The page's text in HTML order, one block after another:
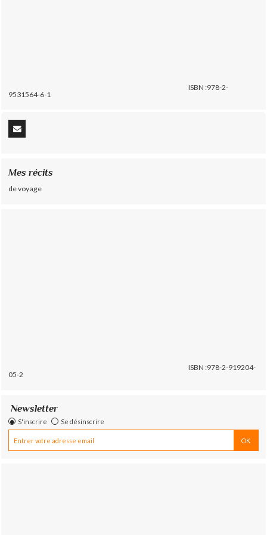
ISBN :978-2-
9531564-6-1
Mes récits
de voyage
ISBN :978-2-919204-
05-2
Newsletter
S'inscrire Se désinscrire